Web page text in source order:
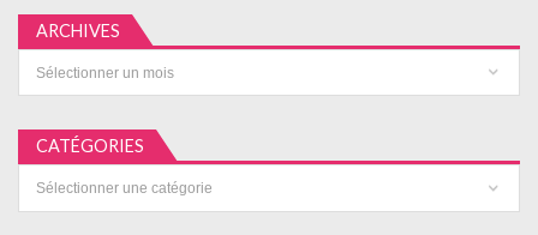
ARCHIVES
CATÉGORIES